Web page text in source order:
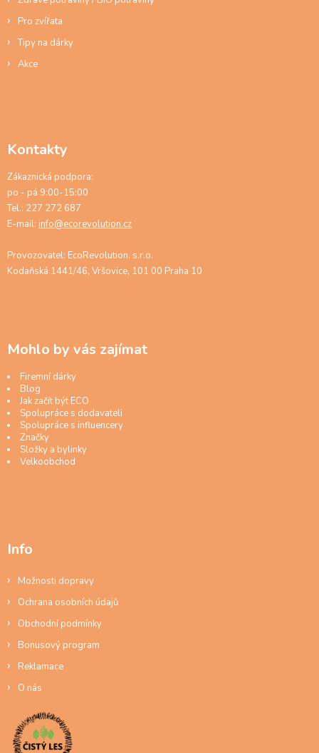
Pro zvířata
Tipy na dárky
Akce
Kontakty
Zákaznická podpora:
po - pá 9:00-15:00
Tel.: 227 272 687
E-mail: info@ecorevolution.cz
Provozovatel: EcoRevolution, s.r.o.
Kodaňská 1441/46, Vršovice, 101 00 Praha 10
Mohlo by vás zajímat
Firemní dárky
Blog
Jak začít být ECO
Spolupráce s dodavateli
Spolupráce s influencery
Značky
Složky a bylinky
Velkoobchod
Info
Možnosti dopravy
Ochrana osobních údajů
Obchodní podmínky
Bonusový program
Reklamace
O nás